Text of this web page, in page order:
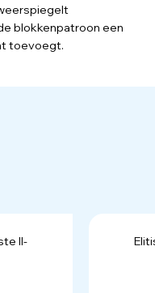
blokkenpatroon een
toevoegt.
II-